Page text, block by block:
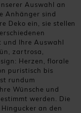
Auswahl an
Anhänger sind
Deko ein, sie stellen
und Ihre Auswahl
zartrosa,
Herzen, florale
puristisch bis
rundum
Wünsche und
werden. Die
an den